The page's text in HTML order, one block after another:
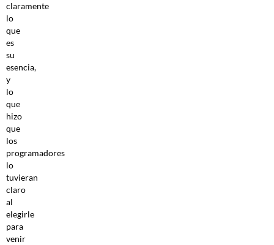
claramente
lo
que
es
su
esencia,
y
lo
que
hizo
que
los
programadores
lo
tuvieran
claro
al
elegirle
para
venir